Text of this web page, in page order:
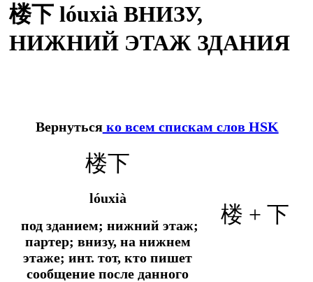
楼下 lóuxià ВНИЗУ,
НИЖНИЙ ЭТАЖ ЗДАНИЯ
Вернутьсяко всем спискам слов HSK
楼下
lóuxià
под зданием; нижний этаж;
партер; внизу, на нижнем
этаже; инт. тот, кто пишет
сообщение после данного
楼 + 下